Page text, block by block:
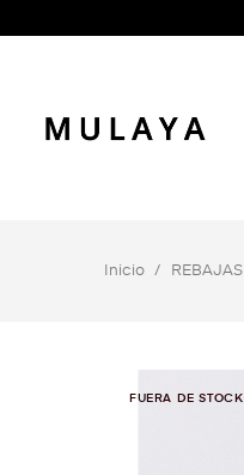
Inicio REBAJAS
FUERA DE STOCK